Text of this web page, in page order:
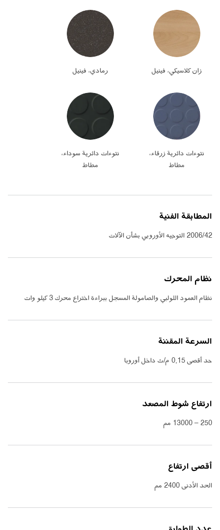
زان كلاسيكي، فينيل رمادي، فينيل
نتوءات دائرية زرقاء،
مطاط
نتوءات دائرية سوداء،
مطاط
المطابقة الفنية
2006/42 التوجيه الأوروبي بشأن الآلات
نظام المحرك
نظام العمود اللولبي والصامولة المسجل ببراءة اختراع محرك كيلو وات
السرعة المقننة
حد أقصى م/ث داخل أوروبا
ارتفاع شوط المصعد
250 – 13000 مم
أقصى ارتفاع
الحد الأدنى 2400 مم